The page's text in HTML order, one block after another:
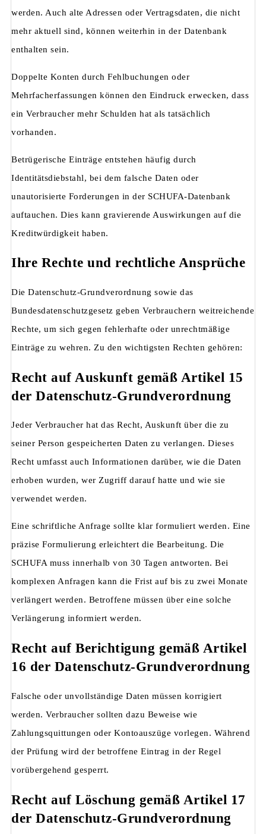
werden. Auch alte Adressen oder Vertragsdaten, die nicht
mehr aktuell sind, können weiterhin in der Datenbank
enthalten sein.
Doppelte Konten durch Fehlbuchungen oder
Mehrfacherfassungen können den Eindruck erwecken, dass
ein Verbraucher mehr Schulden hat als tatsächlich
vorhanden.
Betrügerische Einträge entstehen häufig durch
Identitätsdiebstahl, bei dem falsche Daten oder
unautorisierte Forderungen in der SCHUFA-Datenbank
auftauchen. Dies kann gravierende Auswirkungen auf die
Kreditwürdigkeit haben.
Ihre Rechte und rechtliche Ansprüche
Die Datenschutz-Grundverordnung sowie das
Bundesdatenschutzgesetz geben Verbrauchern weitreichende
Rechte, um sich gegen fehlerhafte oder unrechtmäßige
Einträge zu wehren. Zu den wichtigsten Rechten gehören:
Recht auf Auskunft gemäß Artikel 15
der Datenschutz-Grundverordnung
Jeder Verbraucher hat das Recht, Auskunft über die zu
seiner Person gespeicherten Daten zu verlangen. Dieses
Recht umfasst auch Informationen darüber, wie die Daten
erhoben wurden, wer Zugriff darauf hatte und wie sie
verwendet werden.
Eine schriftliche Anfrage sollte klar formuliert werden. Eine
präzise Formulierung erleichtert die Bearbeitung. Die
SCHUFA muss innerhalb von 30 Tagen antworten. Bei
komplexen Anfragen kann die Frist auf bis zu zwei Monate
verlängert werden. Betroffene müssen über eine solche
Verlängerung informiert werden.
Recht auf Berichtigung gemäß Artikel
16 der Datenschutz-Grundverordnung
Falsche oder unvollständige Daten müssen korrigiert
werden. Verbraucher sollten dazu Beweise wie
Zahlungsquittungen oder Kontoauszüge vorlegen. Während
der Prüfung wird der betroffene Eintrag in der Regel
vorübergehend gesperrt.
Recht auf Löschung gemäß Artikel 17
der Datenschutz-Grundverordnung